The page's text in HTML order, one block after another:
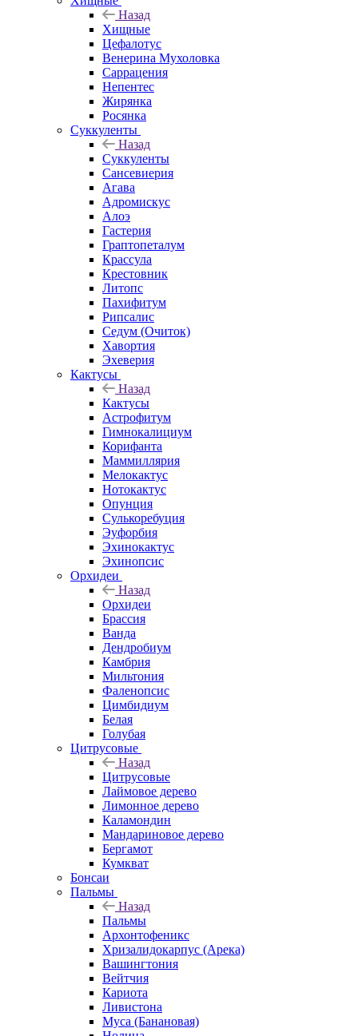
Назад
Хищные
Цефалотус
Венерина Мухоловка
Саррацения
Непентес
Жирянка
Росянка
Суккуленты
Назад
Суккуленты
Сансевиерия
Агава
Адромискус
Алоэ
Гастерия
Граптопеталум
Крассула
Крестовник
Литопс
Пахифитум
Рипсалис
Седум (Очиток)
Хавортия
Эхеверия
Кактусы
Назад
Кактусы
Астрофитум
Гимнокалициум
Корифанта
Маммиллярия
Мелокактус
Нотокактус
Опунция
Сулькоребуция
Эуфорбия
Эхинокактус
Эхинопсис
Орхидеи
Назад
Орхидеи
Брассия
Ванда
Дендробиум
Камбрия
Мильтония
Фаленопсис
Цимбидиум
Белая
Голубая
Цитрусовые
Назад
Цитрусовые
Лаймовое дерево
Лимонное дерево
Каламондин
Мандариновое дерево
Бергамот
Кумкват
Бонсаи
Пальмы
Назад
Пальмы
Архонтофеникс
Хризалидокарпус (Арека)
Вашингтония
Вейтчия
Кариота
Ливистона
Муса (Банановая)